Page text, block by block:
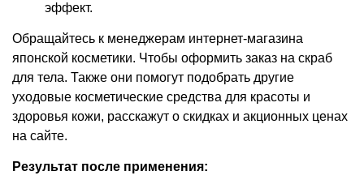
эффект.
Обращайтесь к менеджерам интернет-магазина
японской косметики. Чтобы оформить заказ на скраб
для тела. Также они помогут подобрать другие
уходовые косметические средства для красоты и
здоровья кожи, расскажут о скидках и акционных ценах
на сайте.
Результат после применения: